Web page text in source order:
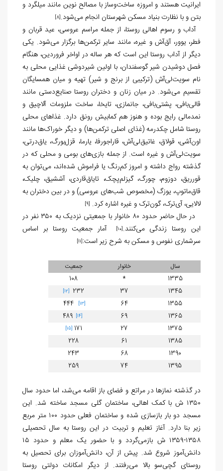
ایرانیت هستند و امروزه ساخت‌وساز با مصالح نوین مانند میلگرد و
بتن و با نظارت بنیاد مسکن شهرستان انجام می‌شود.[8]
آداب و رسوم اهالی روستا، از جمله مراسم عروسی، عید قربان و
فطر، یوور، آق‌آش و غیره، مانند سایر ترکمن‌ها برگزار می‌شود. یکی
دیگر از آداب روستا این است که هر ساله در اواخر فروردین، هنگام
فصل دوشیدن شیر گوسفندان، با اولین شیردوشی غذایی محلی به
نام سویت‌لی‌آش (ترکیبی از برنج و شیر) تهیه و میان همسایگان
تقسیم می‌شود. در میان زنان و دختران روستا صنایع‌دستی مانند
قالی‌بافی، پشتی‌بافی، جانمازی، تایخا، ساخت ملزومات آلاچیق و
نمدمالی رایج بوده و هنوز هم کمابیش رونق دارد. غذاهای محلی
روستا شامل چکدرمه (غذای اصلی ترکمن‌ها) و دیگر خوراک‌ها مانند
اون‌آشی، قولاق، غاتیق‌لی‌آش، قارا‌جورفا، یارما، قزل‌بورگ، یاق‌درتی،
سویت‌لی‌آش و غیره است. از جمله بازی‌های بومی و محلی که در
گذشته رواج داشته و امروز کم‌رنگ یا فراموش شده‌اند، می‌توان به
قورریق، دوزوم، چورگ، گیزلم‌پچک، تایاق‌قاردی، آششیق، چلیک،
قاق‌ماتوپ، یوزگ (مخصوص شب‌های عروسی) و در بین دختران به
لالایی، آی‌ترک، گون‌ترک و غیره اشاره کرد. [9]
در حال حاضر حدود ۸۰ خانوار با جمعیتی نزدیک به ۳۵۰ نفر در
این روستا زندگی می‌کنند.[10]
آمار جمعیت روستا بر اساس
سرشماری نفوس و مسکن به شرح زیر است:[11]
سال خانوار
جمعیت
1335
*
108
1345
37
232
[12]
1355
64
[13]
444
1365
69
[14]
489
1375
27
171
[15]
1385
61
228
1390
68
243
1395
74
259
در گذشته نمازها در مراتع و فضای باز اقامه می‌شد، اما حدود سال
۱۳۵۰ ش با کمک اهالی، ساختمان گلی مسجد ساخته شد. این
مسجد دو بار بازسازی شده و ساختمان فعلی حدود ۱۰۰ متر مربع
زیر بنا دارد. آغاز تعلیم و تربیت در این روستا به سال تحصیلی
۱۳۵۸-۱۳۵۹ ش بازمی‌گردد و با حضور یک معلم و حدود ۱۵
دانش‌آموز شروع شد. پیش از آن، دانش‌آموزان برای تحصیل به
روستای گچی‌سو بالا می‌رفتند. از دیگر امکانات دولتی روستا